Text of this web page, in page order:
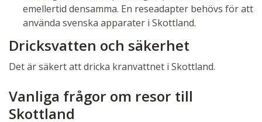
emellertid densamma. En reseadapter behövs för att
använda svenska apparater i Skottland.
Dricksvatten och säkerhet
Det är säkert att dricka kranvattnet i Skottland.
Vanliga frågor om resor till
Skottland